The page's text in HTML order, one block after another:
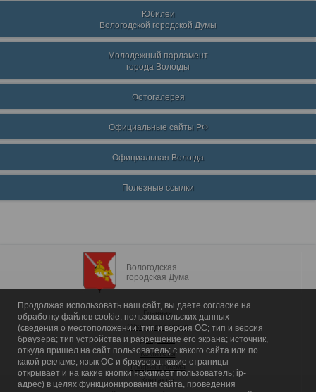
Юбилеи
Вологодской городской Думы
Молодежный парламент
города Вологды
Фотогалерея
Официальные сайты РФ
Официальная Вологда
Полезные ссылки
Вологодская
городская Дума
Главная
Общие сведения
Депутаты
Комитеты
График приема
Контакты
Продолжая использовать наш сайт, вы даете согласие на
обработку файлов cookie, пользовательских данных
(сведения о местоположении; тип и версия ОС; тип и версия
браузера; тип устройства и разрешение его экрана; источник,
откуда пришел на сайт пользователь; с какого сайта или по
какой рекламе; язык ОС и браузера; какие страницы
открывает и на какие кнопки нажимает пользователь; ip-
адрес) в целях функционирования сайта, проведения